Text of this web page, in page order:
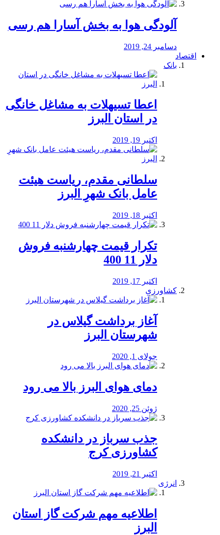
آلودگی هوا به بخش آسارا هم رسی
دسامبر 24, 2019
اقتصاد
بانک
️اعطا تسیهلات به مشاغل خانگی
در استان البرز
اکتبر 19, 2019
سلطانی مقدم، ریاست هیئت
عامل بانک شهرِ البرز
اکتبر 18, 2019
تکرار قیمت چهارشنبه فروش
دلار 11 400
اکتبر 17, 2019
کشاورزی
آغاز برداشت گیلاس در
شهرستان البرز
جولای 1, 2020
دمای هوای البرز بالا می رود
ژوئن 25, 2020
جذب سرباز در دانشکده
کشاورزی کرج
اکتبر 21, 2019
انرژی
️اطلاعیه مهم شرکت گاز استان
البرز